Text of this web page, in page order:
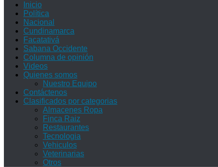
Inicio
Política
Nacional
Cundinamarca
Facatativá
Sabana Occidente
Columna de opinión
Videos
Quienes somos
Nuestro Equipo
Contáctenos
Clasificados por categorias
Almacenes Ropa
Finca Raiz
Restaurantes
Tecnologia
Vehiculos
Veterinarias
Otros